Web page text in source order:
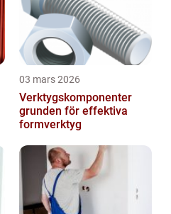
03 mars 2026
Verktygskomponenter
grunden för effektiva
formverktyg